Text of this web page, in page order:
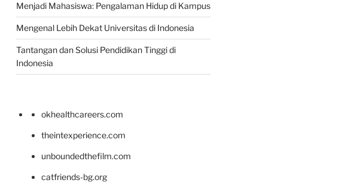
Menjadi Mahasiswa: Pengalaman Hidup di Kampus
Mengenal Lebih Dekat Universitas di Indonesia
Tantangan dan Solusi Pendidikan Tinggi di
Indonesia
okhealthcareers.com
theintexperience.com
unboundedthefilm.com
catfriends-bg.org